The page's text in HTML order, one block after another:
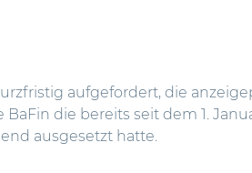
aufgefordert, die
BaFin die bereits seit dem 1.
ausgesetzt hatte.